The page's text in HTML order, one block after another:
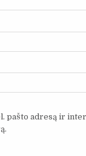
pašto adresą ir